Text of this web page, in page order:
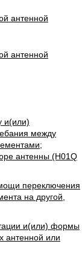
и(или)
между
антенны (H01Q
переключения
на другой,
и(или) формы
антенной или